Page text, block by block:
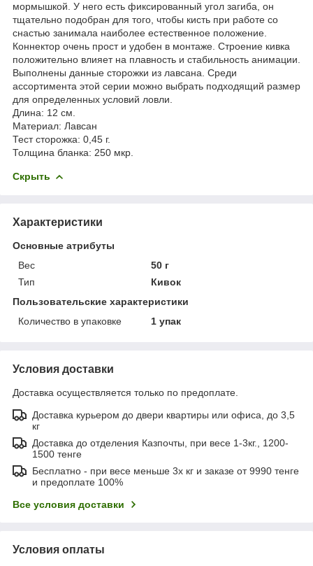
мормышкой. У него есть фиксированный угол загиба, он
тщательно подобран для того, чтобы кисть при работе со
снастью занимала наиболее естественное положение.
Коннектор очень прост и удобен в монтаже. Строение кивка
положительно влияет на плавность и стабильность анимации.
Выполнены данные сторожки из лавсана. Среди
ассортимента этой серии можно выбрать подходящий размер
для определенных условий ловли.
Длина: 12 см.
Материал: Лавсан
Тест сторожка: 0,45 г.
Толщина бланка: 250 мкр.
Скрыть
Характеристики
Основные атрибуты
Вес
50 г
Тип
Кивок
Пользовательские характеристики
Количество в упаковке
1 упак
Условия доставки
Доставка осуществляется только по предоплате.
Доставка курьером до двери квартиры или офиса, до 3,5
кг
Доставка до отделения Казпочты, при весе 1-3кг., 1200-
1500 тенге
Бесплатно - при весе меньше 3х кг и заказе от 9990 тенге
и предоплате 100%
Все условия доставки
Условия оплаты